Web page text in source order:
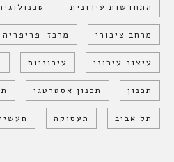
התחדשות עירונית
מרחב ציבורי מרכז-פריפריה
עיצוב עירוני עירוניות
תכנון תכנון אסטרטגי
תל אביב תעסוקה